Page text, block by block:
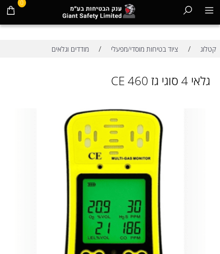
0
קטלוג / ציוד בטיחות מוסדי/מפעלי / מודדים וגלאים
גלאי 4 סוגי גז CE 460